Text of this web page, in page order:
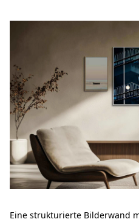
Eine strukturierte Bilderwand